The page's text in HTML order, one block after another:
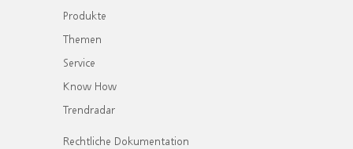
Produkte
Themen
Service
Know How
Trendradar
Rechtliche Dokumentation